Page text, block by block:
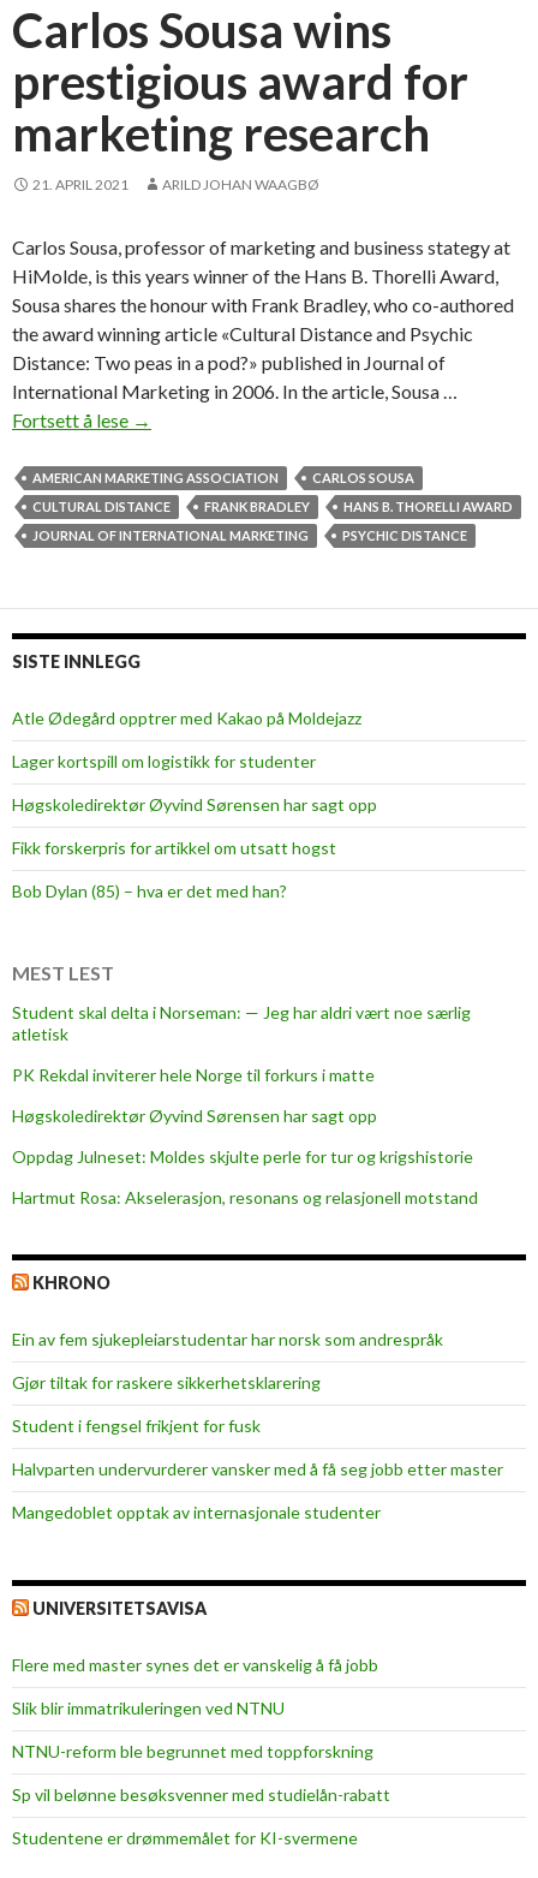
Carlos Sousa wins
prestigious award for
marketing research
21. APRIL 2021 ARILD JOHAN WAAGBØ
Carlos Sousa, professor of marketing and business stategy at
HiMolde, is this years winner of the Hans B. Thorelli Award,
Sousa shares the honour with Frank Bradley, who co-authored
the award winning article «Cultural Distance and Psychic
Distance: Two peas in a pod?» published in Journal of
International Marketing in 2006. In the article, Sousa …
Fortsett å lese C
r
l
o
u
w
i
s
p
r
g
o
u
a
w
r
o
m
a
k
e
n
r
e
s
e
a
r
c
→
AMERICAN MARKETING ASSOCIATION
CARLOS SOUSA
CULTURAL DISTANCE
FRANK BRADLEY
HANS B. THORELLI AWARD
JOURNAL OF INTERNATIONAL MARKETING
PSYCHIC DISTANCE
SISTE INNLEGG
Atle Ødegård opptrer med Kakao på Moldejazz
Lager kortspill om logistikk for studenter
Høgskoledirektør Øyvind Sørensen har sagt opp
Fikk forskerpris for artikkel om utsatt hogst
Bob Dylan (85) – hva er det med han?
MEST LEST
Student skal delta i Norseman: — Jeg har aldri vært noe særlig
atletisk
PK Rekdal inviterer hele Norge til forkurs i matte
Høgskoledirektør Øyvind Sørensen har sagt opp
Oppdag Julneset: Moldes skjulte perle for tur og krigshistorie
Hartmut Rosa: Akselerasjon, resonans og relasjonell motstand
KHRONO
Ein av fem sjukepleiar­studentar har norsk som andrespråk
Gjør tiltak for raskere sikkerhets­klarering
Student i fengsel frikjent for fusk
Halvparten undervurderer vansker med å få seg jobb etter master
Mangedoblet opptak av internasjonale studenter
UNIVERSITETSAVISA
Flere med master synes det er vanskelig å få jobb
Slik blir immatrikuleringen ved NTNU
NTNU-reform ble begrunnet med toppforskning
Sp vil belønne besøksvenner med studielån-rabatt
Studentene er drømmemålet for KI-svermene